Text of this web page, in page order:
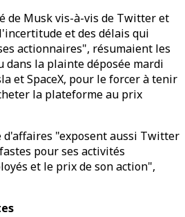
de Musk vis-à-vis de Twitter et
et des délais qui
actionnaires", résumaient les
dans la plainte déposée mardi
et SpaceX, pour le forcer à tenir
la plateforme au prix
d'affaires "exposent aussi Twitter
pour ses activités
et le prix de son action",